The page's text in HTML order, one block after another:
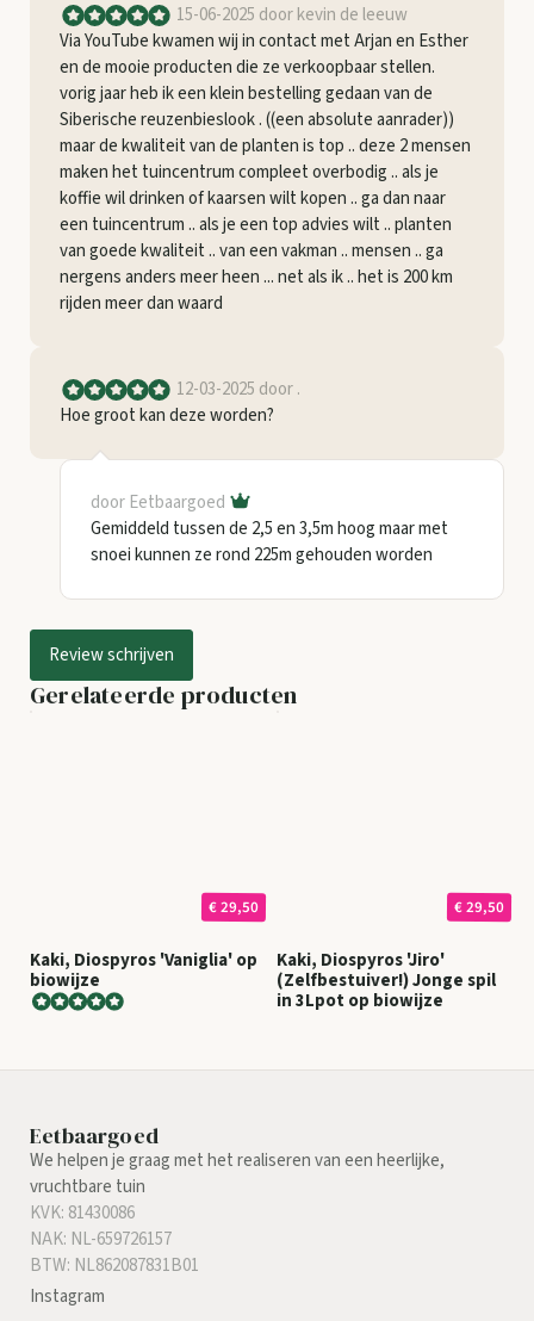
15-06-2025 door kevin de leeuw
Via YouTube kwamen wij in contact met Arjan en Esther
en de mooie producten die ze verkoopbaar stellen.
vorig jaar heb ik een klein bestelling gedaan van de
Siberische reuzenbieslook . ((een absolute aanrader))
maar de kwaliteit van de planten is top .. deze 2 mensen
maken het tuincentrum compleet overbodig .. als je
koffie wil drinken of kaarsen wilt kopen .. ga dan naar
een tuincentrum .. als je een top advies wilt .. planten
van goede kwaliteit .. van een vakman .. mensen .. ga
nergens anders meer heen ... net als ik .. het is 200 km
rijden meer dan waard
12-03-2025 door .
Hoe groot kan deze worden?
door Eetbaargoed
Gemiddeld tussen de 2,5 en 3,5m hoog maar met
snoei kunnen ze rond 225m gehouden worden
Review schrijven
Gerelateerde producten
€ 29,50
Kaki, Diospyros 'Vaniglia' op
biowijze
€ 29,50
Kaki, Diospyros 'Jiro'
(Zelfbestuiver!) Jonge spil
in 3Lpot op biowijze
Eetbaargoed
We helpen je graag met het realiseren van een heerlijke,
vruchtbare tuin
KVK: 81430086
NAK: NL-659726157
BTW: NL862087831B01
Instagram